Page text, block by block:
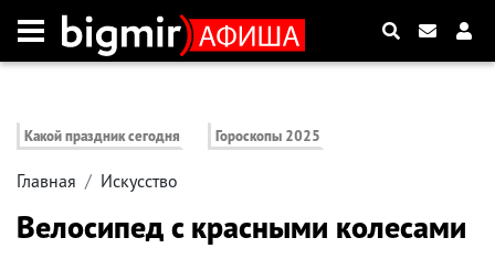
Какой праздник сегодня Гороскопы 2025
Главная Искусство
Велосипед с красными колесами